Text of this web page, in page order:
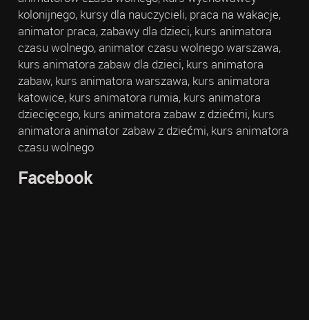
kolonijnego, kursy dla nauczycieli, praca na wakacje,
animator praca, zabawy dla dzieci, kurs animatora
czasu wolnego, animator czasu wolnego warszawa,
kurs animatora zabaw dla dzieci, kurs animatora
zabaw, kurs animatora warszawa, kurs animatora
katowice, kurs animatora rumia, kurs animatora
dziecięcego, kurs animatora zabaw z dziećmi, kurs
animatora animator zabaw z dziećmi, kurs animatora
czasu wolnego
Facebook